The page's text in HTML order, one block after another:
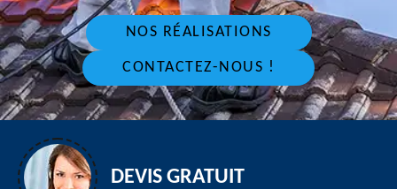
NOS RÉALISATIONS
CONTACTEZ-NOUS !
DEVIS GRATUIT